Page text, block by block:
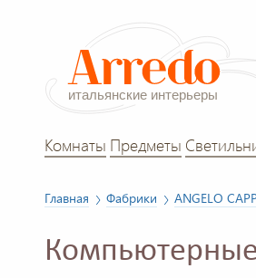
Комнаты Предметы
Главная Фабрики ANGELO
Компьютерные